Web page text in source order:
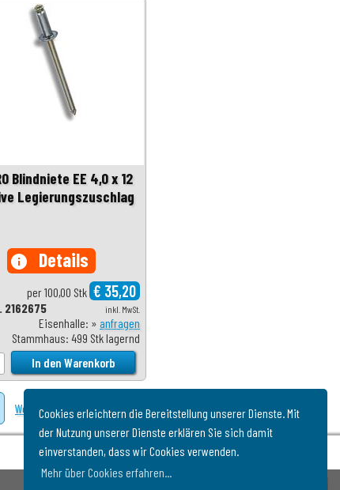
Cookies erleichtern die Bereitstellung unserer Dienste. Mit
der Nutzung unserer Dienste erklären Sie sich damit
einverstanden, dass wir Cookies verwenden.
Mehr über Cookies erfahren...
Blindniete EE 4,0 x 12
Legierungszuschlag
info Details
per 100,00 Stk € 35,20
inkl. MwSt.
Eisenhalle: » anfragen
Stammhaus: 499 Stk lagernd
Weiter